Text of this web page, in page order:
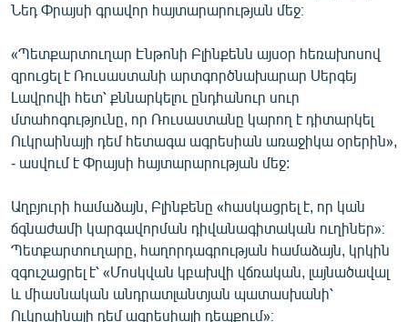
Русский
ՀԵՏԵՎԵՔ ՄԵԶ
«Ազատության» բոլոր կայքերը
Նեդ Փրայսի գրավոր հայտարարության մեջ։
«Պետքարտուղար Էնթոնի Բլինքենն այսօր հեռախոսով
զրուցել է Ռուսաստանի արտգործնախարար Սերգեյ
Լավրովի հետ՝ քննարկելու ընդհանուր սուր
մտահոգությունը, որ Ռուսաստանը կարող է դիտարկել
Ուկրաինայի դեմ հետագա ագրեսիան առաջիկա օրերին»,
- ասվում է Փրայսի հայտարարության մեջ:
Աղբյուրի համաձայն, Բլինքենը «հասկացրել է, որ կան
ճգնաժամի կարգավորման դիվանագիտական ուղիներ»։
Պետքարտուղարը, հաղորդագրության համաձայն, կրկին
զգուշացրել է՝ «Մոսկվան կբախվի վճռական, լայնածավալ
և միասնական անդրատլանտյան պատասխանի՝
Ուկրաինայի դեմ ագրեսիայի դեպքում»։